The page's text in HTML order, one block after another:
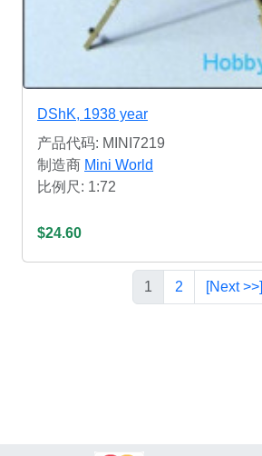
DShK, 1938 year
产品代码: MINI7219
制造商 Mini World
比例尺: 1:72
$24.60
1 2 [Next >>]